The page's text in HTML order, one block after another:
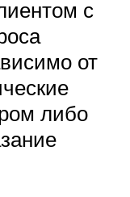
с
от
либо